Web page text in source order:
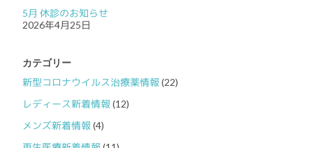
5月 休診のお知らせ
2026年4月25日
カテゴリー
新型コロナウイルス治療薬情報 (22)
レディース新着情報 (12)
メンズ新着情報 (4)